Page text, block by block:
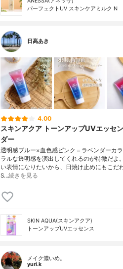
パーフェクトUV スキンケアミルク N
日高あき
4.00
スキンアクア トーンアップUVエッセ
ダー
透明感ブルー×血色感ピンク＝ラベンダーカ
ラルな透明感を演出してくれるのが特徴だよ
い表情になりたいから、日焼け止めにもこだ
S…続きを見る
SKIN AQUA(スキンアクア)
トーンアップUVエッセンス
メイク濃いめ。
yuri.k